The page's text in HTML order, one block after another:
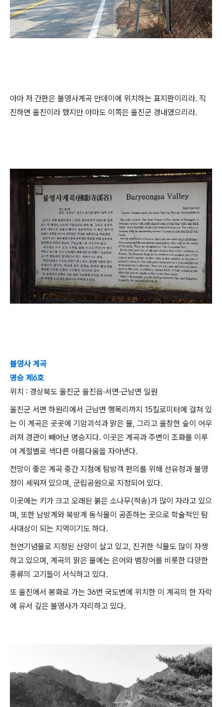
아마 저 간판은 불영사계곡 만데이에 위치하는 표지판이리라. 직
진하면 울진이라 했지만 아마도 이쪽은 울진군 경내였으리라.
불영사 계곡
명승 제6호
위치 : 경상북도 울진군 울진읍·서면·근남면 일원
울진군 서면 하원리에서 근남면 행목리까지 15킬로미터에 걸쳐 있
는 이 계곡은 곳곳에 기암괴석과 맑은 물, 그리고 울창한 숲이 어우
러져 경관이 빼어난 명승지다. 이곳은 계곡과 주변이 조화를 이루
여 계절별로 색다른 아름다움을 자아낸다.
전망이 좋은 계곡 중간 지점에 탐방객 편의를 위해 선유정과 불영
정이 세워져 있으며, 군립공원으로 지정되어 있다.
이곳에는 키가 크고 오래된 붉은 소나무(적송)가 많이 자라고 있으
며, 또한 남방계와 북방계 동식물이 공존하는 곳으로 학술적인 탐
사대상이 되는 지역이기도 하다.
천연기념물로 지정된 산양이 살고 있고, 진귀한 식물도 많이 자생
하고 있으며, 계곡의 맑은 물에는 은어와 뱀장어를 비롯한 다양한
종류의 고기들이 서식하고 있다.
또 울진에서 봉화로 가는 36번 국도변에 위치한 이 계곡의 한 자락
에 유서 깊은 불영사가 자리하고 있다.